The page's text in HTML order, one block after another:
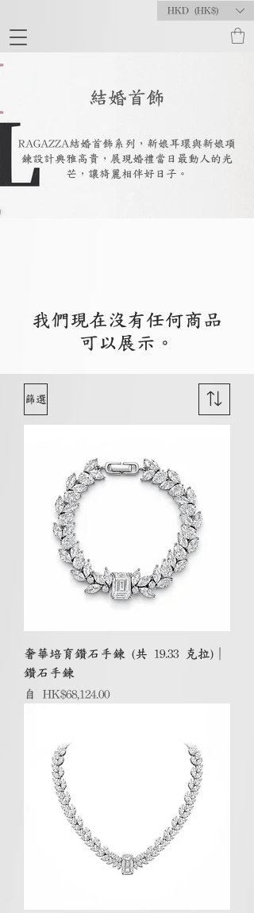
HKD (HK$)
結婚首飾
RAGAZZA結婚首飾系列，新娘耳環與新娘項
鍊設計典雅高貴，展現婚禮當日最動人的光
芒，讓旖麗相伴好日子。
我們現在沒有任何商品
可以展示。
篩選
奢華培育鑽石手鍊 (共 19.33 克拉)｜
鑽石手鍊
自 HK$68,124.00
促銷價格